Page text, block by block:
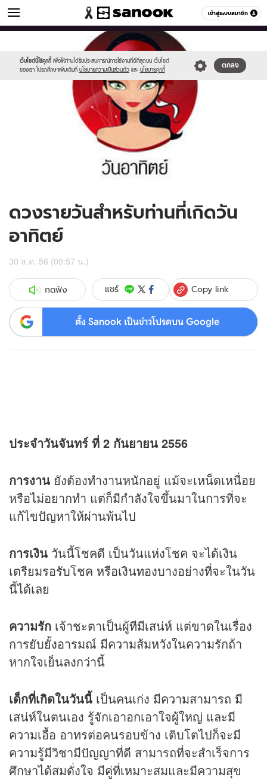
เข้าสู่ระบบสมาชิก
ดูดวง หมวดอื่นๆ
เว็บไซต์นี้ใช้คุกกี้ เพื่อให้ท่านได้รับประสบการณ์การใช้งานที่ดีที่สุดบน เว็บไซต์
ของเรา โปรดศึกษาเพิ่มเติมที่ นโยบายความเป็นส่วนตัว และ นโยบายคุกกี้
ตกลง
//s.isanook.com/sr/0/images/logo-
sanook.png
//s.isanook.com/ho/0/ud/10/50809/170-
ดวงรายวันสำหรับท่านที่เกิดวัน
อาทิตย์
30 ส.ค. 56 (09:57 น.)
กดฟัง แชร์ Copy link
ตั้ง Sanook เป็นข่าวโปรดบน Google
ประจำวันจันทร์ ที่ 2 กันยายน 2556
การงาน ยังต้องทำงานหนักอยู่ แม้จะเหน็ดเหนื่อย
หรือไม่อยากทำ แต่ก็มีกำลังใจขึ้นมาในการที่จะ
แก้ไขปัญหาให้ผ่านพ้นไป
การเงิน วันนี้โชคดี เป็นวันแห่งโชค จะได้เงิน
เตรียมรอรับโชค หรือเงินทองบางอย่างที่จะในวัน
นี้ได้เลย
ความรัก เจ้าชะตาเป็นผู้ทีมีเสน่ห์ แต่ขาดในเรื่อง
การยับยั้งอารมณ์ มีความส้มหวังในความรักถ้า
หากใจเย็นลงกว่านี้
เด็กที่เกิดในวันนี้ เป็นคนเก่ง มีความสามารถ มี
เสน่ห์ในตนเอง รู้จักเอาอกเอาใจผู้ใหญ่ และมี
ความเอื้อ อาทรต่อคนรอบข้าง เติบโตไปก็จะมี
ความรู้มีวิชามีปัญญาที่ดี สามารถที่จะสำเร็จการ
ศึกษาได้สมดั่งใจ มีคู่ที่เหมาะสมและมีความสุข